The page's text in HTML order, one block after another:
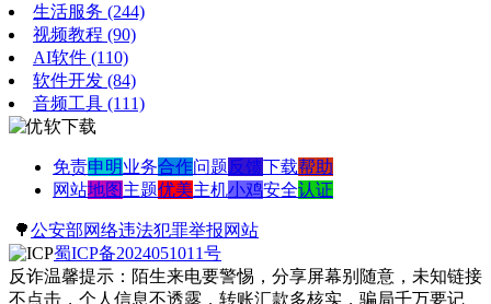
生活服务 (244)
视频教程 (90)
AI软件 (110)
软件开发 (84)
音频工具 (111)
免责申明业务合作问题反馈下载帮助
网站地图 主题优美主机小鸡安全认证
🌳公安部网络违法犯罪举报网站
蜀ICP备2024051011号
反诈温馨提示：陌生来电要警惕，分享屏幕别随意，未知链接
不点击，个人信息不透露，转账汇款多核实，骗局千万要记